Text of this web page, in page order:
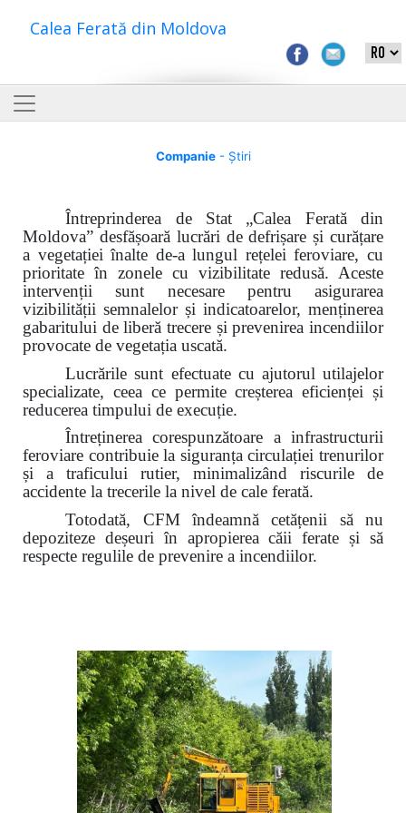
Calea Ferată din Moldova
Companie- Știri
Întreprinderea de Stat „Calea Ferată din
Moldova” desfășoară lucrări de defrișare și curățare
a vegetației înalte de-a lungul rețelei feroviare, cu
prioritate în zonele cu vizibilitate redusă. Aceste
intervenții sunt necesare pentru asigurarea
vizibilității semnalelor și indicatoarelor, menținerea
gabaritului de liberă trecere și prevenirea incendiilor
provocate de vegetația uscată.
Lucrările sunt efectuate cu ajutorul utilajelor
specializate, ceea ce permite creșterea eficienței și
reducerea timpului de execuție.
Întreținerea corespunzătoare a infrastructurii
feroviare contribuie la siguranța circulației trenurilor
și a traficului rutier, minimalizând riscurile de
accidente la trecerile la nivel de cale ferată.
Totodată, CFM îndeamnă cetățenii să nu
depoziteze deșeuri în apropierea căii ferate și să
respecte regulile de prevenire a incendiilor.